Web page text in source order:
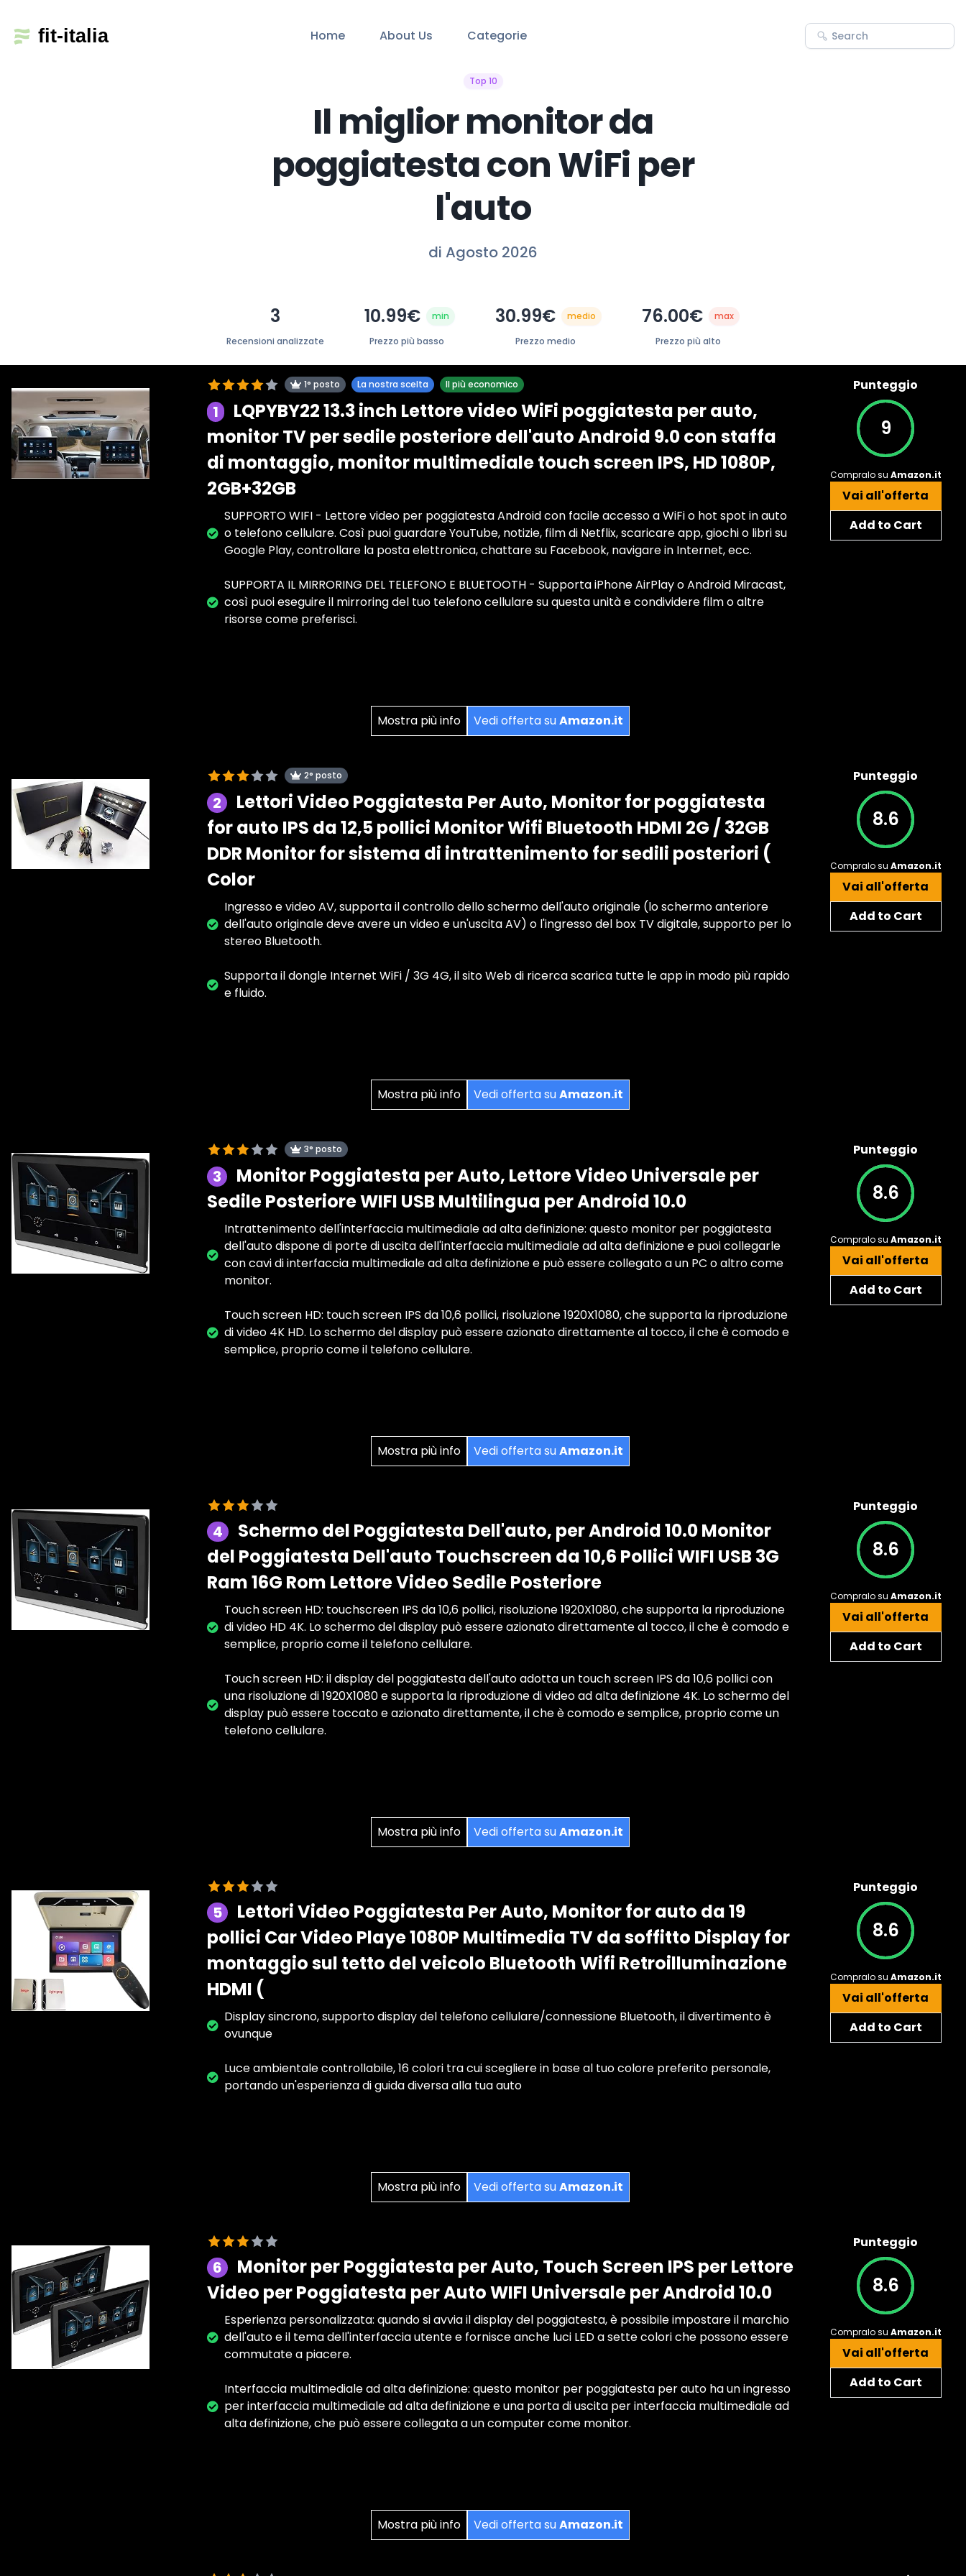
Home About Us Categorie
Top 10
Il miglior monitor da
poggiatesta con WiFi per
l'auto
di Agosto 2026
3
Recensioni analizzate
10.99€ min
Prezzo più basso
30.99€ medio
Prezzo medio
76.00€ max
Prezzo più alto
1° posto La nostra scelta Il più economico
1
LQPYBY22 13.3 inch Lettore video WiFi poggiatesta per auto,
monitor TV per sedile posteriore dell'auto Android 9.0 con staffa
di montaggio, monitor multimediale touch screen IPS, HD 1080P,
2GB+32GB
SUPPORTO WIFI - Lettore video per poggiatesta Android con facile accesso a WiFi o hot spot in auto
o telefono cellulare. Così puoi guardare YouTube, notizie, film di Netflix, scaricare app, giochi o libri su
Google Play, controllare la posta elettronica, chattare su Facebook, navigare in Internet, ecc.
SUPPORTA IL MIRRORING DEL TELEFONO E BLUETOOTH - Supporta iPhone AirPlay o Android Miracast,
così puoi eseguire il mirroring del tuo telefono cellulare su questa unità e condividere film o altre
risorse come preferisci.
Mostra più info Vedi offerta suAmazon.it
Punteggio
9
Compralo su Amazon.it
Vai all'offerta
Add to Cart
2° posto
2
Lettori Video Poggiatesta Per Auto, Monitor for poggiatesta
for auto IPS da 12,5 pollici Monitor Wifi Bluetooth HDMI 2G / 32GB
DDR Monitor for sistema di intrattenimento for sedili posteriori (
Color
Ingresso e video AV, supporta il controllo dello schermo dell'auto originale (lo schermo anteriore
dell'auto originale deve avere un video e un'uscita AV) o l'ingresso del box TV digitale, supporto per lo
stereo Bluetooth.
Supporta il dongle Internet WiFi / 3G 4G, il sito Web di ricerca scarica tutte le app in modo più rapido
e fluido.
Mostra più info Vedi offerta suAmazon.it
Punteggio
8.6
Compralo su Amazon.it
Vai all'offerta
Add to Cart
3° posto
3
Monitor Poggiatesta per Auto, Lettore Video Universale per
Sedile Posteriore WIFI USB Multilingua per Android 10.0
Intrattenimento dell'interfaccia multimediale ad alta definizione: questo monitor per poggiatesta
dell'auto dispone di porte di uscita dell'interfaccia multimediale ad alta definizione e puoi collegarle
con cavi di interfaccia multimediale ad alta definizione e può essere collegato a un PC o altro come
monitor.
Touch screen HD: touch screen IPS da 10,6 pollici, risoluzione 1920X1080, che supporta la riproduzione
di video 4K HD. Lo schermo del display può essere azionato direttamente al tocco, il che è comodo e
semplice, proprio come il telefono cellulare.
Mostra più info Vedi offerta suAmazon.it
Punteggio
8.6
Compralo su Amazon.it
Vai all'offerta
Add to Cart
4
Schermo del Poggiatesta Dell'auto, per Android 10.0 Monitor
del Poggiatesta Dell'auto Touchscreen da 10,6 Pollici WIFI USB 3G
Ram 16G Rom Lettore Video Sedile Posteriore
Touch screen HD: touchscreen IPS da 10,6 pollici, risoluzione 1920X1080, che supporta la riproduzione
di video HD 4K. Lo schermo del display può essere azionato direttamente al tocco, il che è comodo e
semplice, proprio come il telefono cellulare.
Touch screen HD: il display del poggiatesta dell'auto adotta un touch screen IPS da 10,6 pollici con
una risoluzione di 1920X1080 e supporta la riproduzione di video ad alta definizione 4K. Lo schermo del
display può essere toccato e azionato direttamente, il che è comodo e semplice, proprio come un
telefono cellulare.
Mostra più info Vedi offerta suAmazon.it
Punteggio
8.6
Compralo su Amazon.it
Vai all'offerta
Add to Cart
5
Lettori Video Poggiatesta Per Auto, Monitor for auto da 19
pollici Car Video Playe 1080P Multimedia TV da soffitto Display for
montaggio sul tetto del veicolo Bluetooth Wifi Retroilluminazione
HDMI (
Display sincrono, supporto display del telefono cellulare/connessione Bluetooth, il divertimento è
ovunque
Luce ambientale controllabile, 16 colori tra cui scegliere in base al tuo colore preferito personale,
portando un'esperienza di guida diversa alla tua auto
Mostra più info Vedi offerta suAmazon.it
Punteggio
8.6
Compralo su Amazon.it
Vai all'offerta
Add to Cart
6
Monitor per Poggiatesta per Auto, Touch Screen IPS per Lettore
Video per Poggiatesta per Auto WIFI Universale per Android 10.0
Esperienza personalizzata: quando si avvia il display del poggiatesta, è possibile impostare il marchio
dell'auto e il tema dell'interfaccia utente e fornisce anche luci LED a sette colori che possono essere
commutate a piacere.
Interfaccia multimediale ad alta definizione: questo monitor per poggiatesta per auto ha un ingresso
per interfaccia multimediale ad alta definizione e una porta di uscita per interfaccia multimediale ad
alta definizione, che può essere collegata a un computer come monitor.
Mostra più info Vedi offerta suAmazon.it
Punteggio
8.6
Compralo su Amazon.it
Vai all'offerta
Add to Cart